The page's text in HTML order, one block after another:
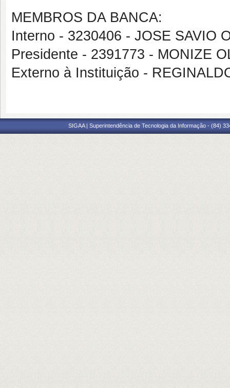
MEMBROS DA BANCA:
Interno - 3230406 - JOSE SAVIO
Presidente - 2391773 - MONIZE
Externo à Instituição -
SIGAA | Superintendência de Tecnologia da Informação - (84)